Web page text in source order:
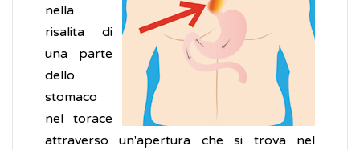
nella
risalita di
una parte
dello
stomaco
nel torace
attraverso un'apertura che si trova nel